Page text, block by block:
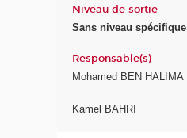
Niveau de sortie
Sans niveau spécifique
Responsable(s)
Mohamed BEN HALIMA
Kamel BAHRI